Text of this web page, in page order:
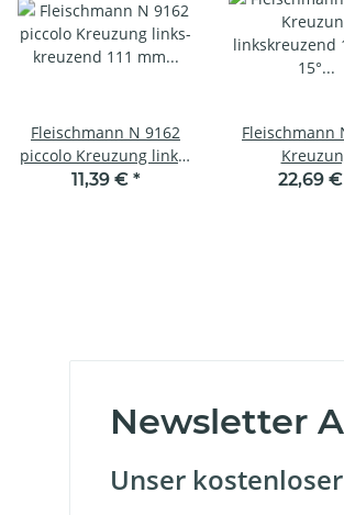
Fleischmann N 9162
piccolo Kreuzung links-
kreuzend 111 mm 15°
11,39 € *
Fleischmann
linkskreuzend
22,69 €
Newsletter
Unser